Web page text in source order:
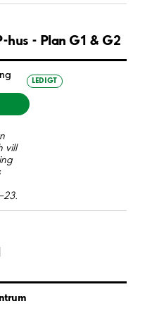
hus - Plan G1 & G2
LEDIGT
vill